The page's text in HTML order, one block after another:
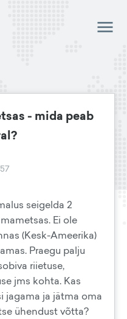
- mida peab
seigelda 2
Ei ole
(Kesk-Ameerika)
Praegu palju
riietuse,
jms kohta. Kas
jagama ja jätma oma
ühendust võtta?